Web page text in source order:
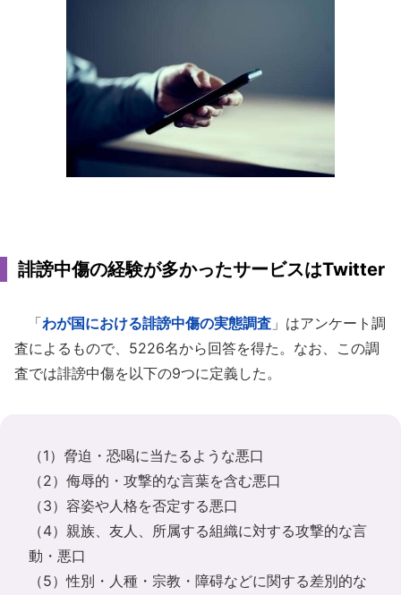
誹謗中傷の経験が多かったサービスはTwitter
「わが国における誹謗中傷の実態調査 」はアンケート調
査によるもので、5226名から回答を得た。なお、この調
査では誹謗中傷を以下の9つに定義した。
（1）脅迫・恐喝に当たるような悪口
（2）侮辱的・攻撃的な言葉を含む悪口
（3）容姿や人格を否定する悪口
（4）親族、友人、所属する組織に対する攻撃的な言
動・悪口
（5）性別・人種・宗教・障碍などに関する差別的な